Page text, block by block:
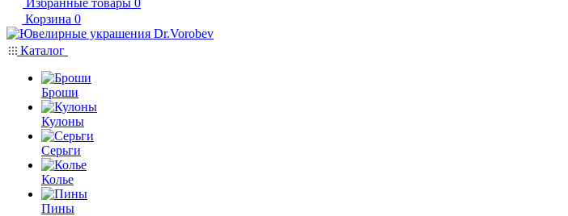
Избранные товары 0
Корзина 0
Каталог
Броши
Кулоны
Серьги
Колье
Пины